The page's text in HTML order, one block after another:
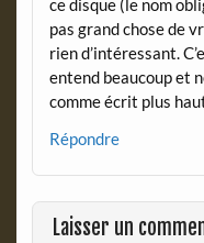
ce disque (le nom
pas grand chose de
rien d’intéressant.
entend beaucoup et
comme écrit plus
Répondre
Laisser un